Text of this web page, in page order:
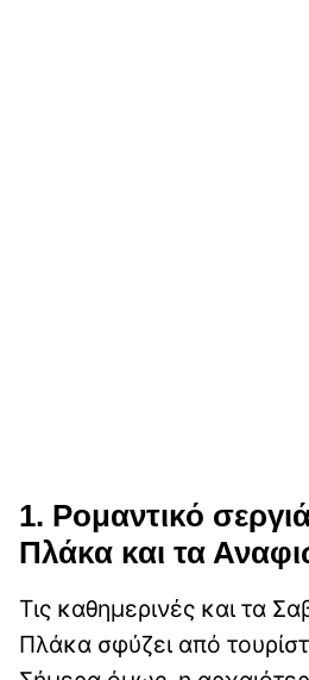
1. Ρομαντικό
Πλάκα και τα
Τις καθημερινές και τα
Πλάκα σφύζει από